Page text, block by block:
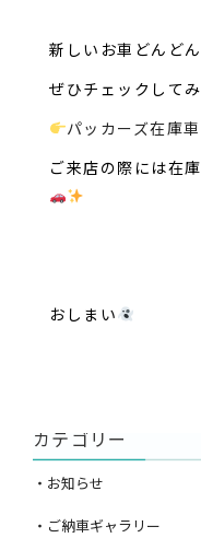
新しいお車どんど
ぜひチェックして
パッカーズ在庫
ご来店の際には在
おしまい
カテゴリー
・お知らせ
・ご納車ギャラリー